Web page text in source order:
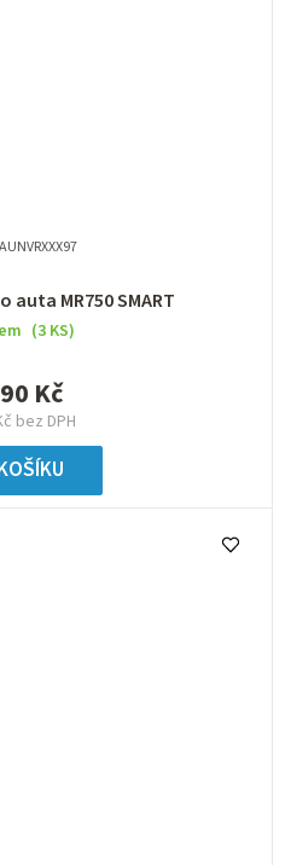
MR750 SMART
(3 KS)
bez DPH
Kč